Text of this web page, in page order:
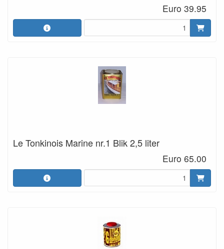
Euro 39.95
Le Tonkinois Marine nr.1 Blik 2,5 liter
Euro 65.00